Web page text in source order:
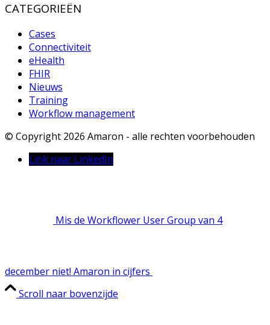
CATEGORIEËN
Cases
Connectiviteit
eHealth
FHIR
Nieuws
Training
Workflow management
© Copyright 2026 Amaron - alle rechten voorbehouden
Link naar LinkedIn
Mis de Workflower User Group van 4
december niet! Amaron in cijfers
Scroll naar bovenzijde